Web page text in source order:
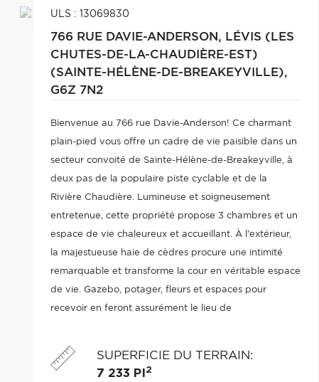
ULS : 13069830
766 RUE DAVIE-ANDERSON, LÉVIS (LES
CHUTES-DE-LA-CHAUDIÈRE-EST)
(SAINTE-HÉLÈNE-DE-BREAKEYVILLE),
G6Z 7N2
Bienvenue au 766 rue Davie-Anderson! Ce charmant
plain-pied vous offre un cadre de vie paisible dans un
secteur convoité de Sainte-Hélène-de-Breakeyville, à
deux pas de la populaire piste cyclable et de la
Rivière Chaudière. Lumineuse et soigneusement
entretenue, cette propriété propose 3 chambres et un
espace de vie chaleureux et accueillant. À l'extérieur,
la majestueuse haie de cèdres procure une intimité
remarquable et transforme la cour en véritable espace
de vie. Gazebo, potager, fleurs et espaces pour
recevoir en feront assurément le lieu de
SUPERFICIE DU TERRAIN:
7 233 PI 2